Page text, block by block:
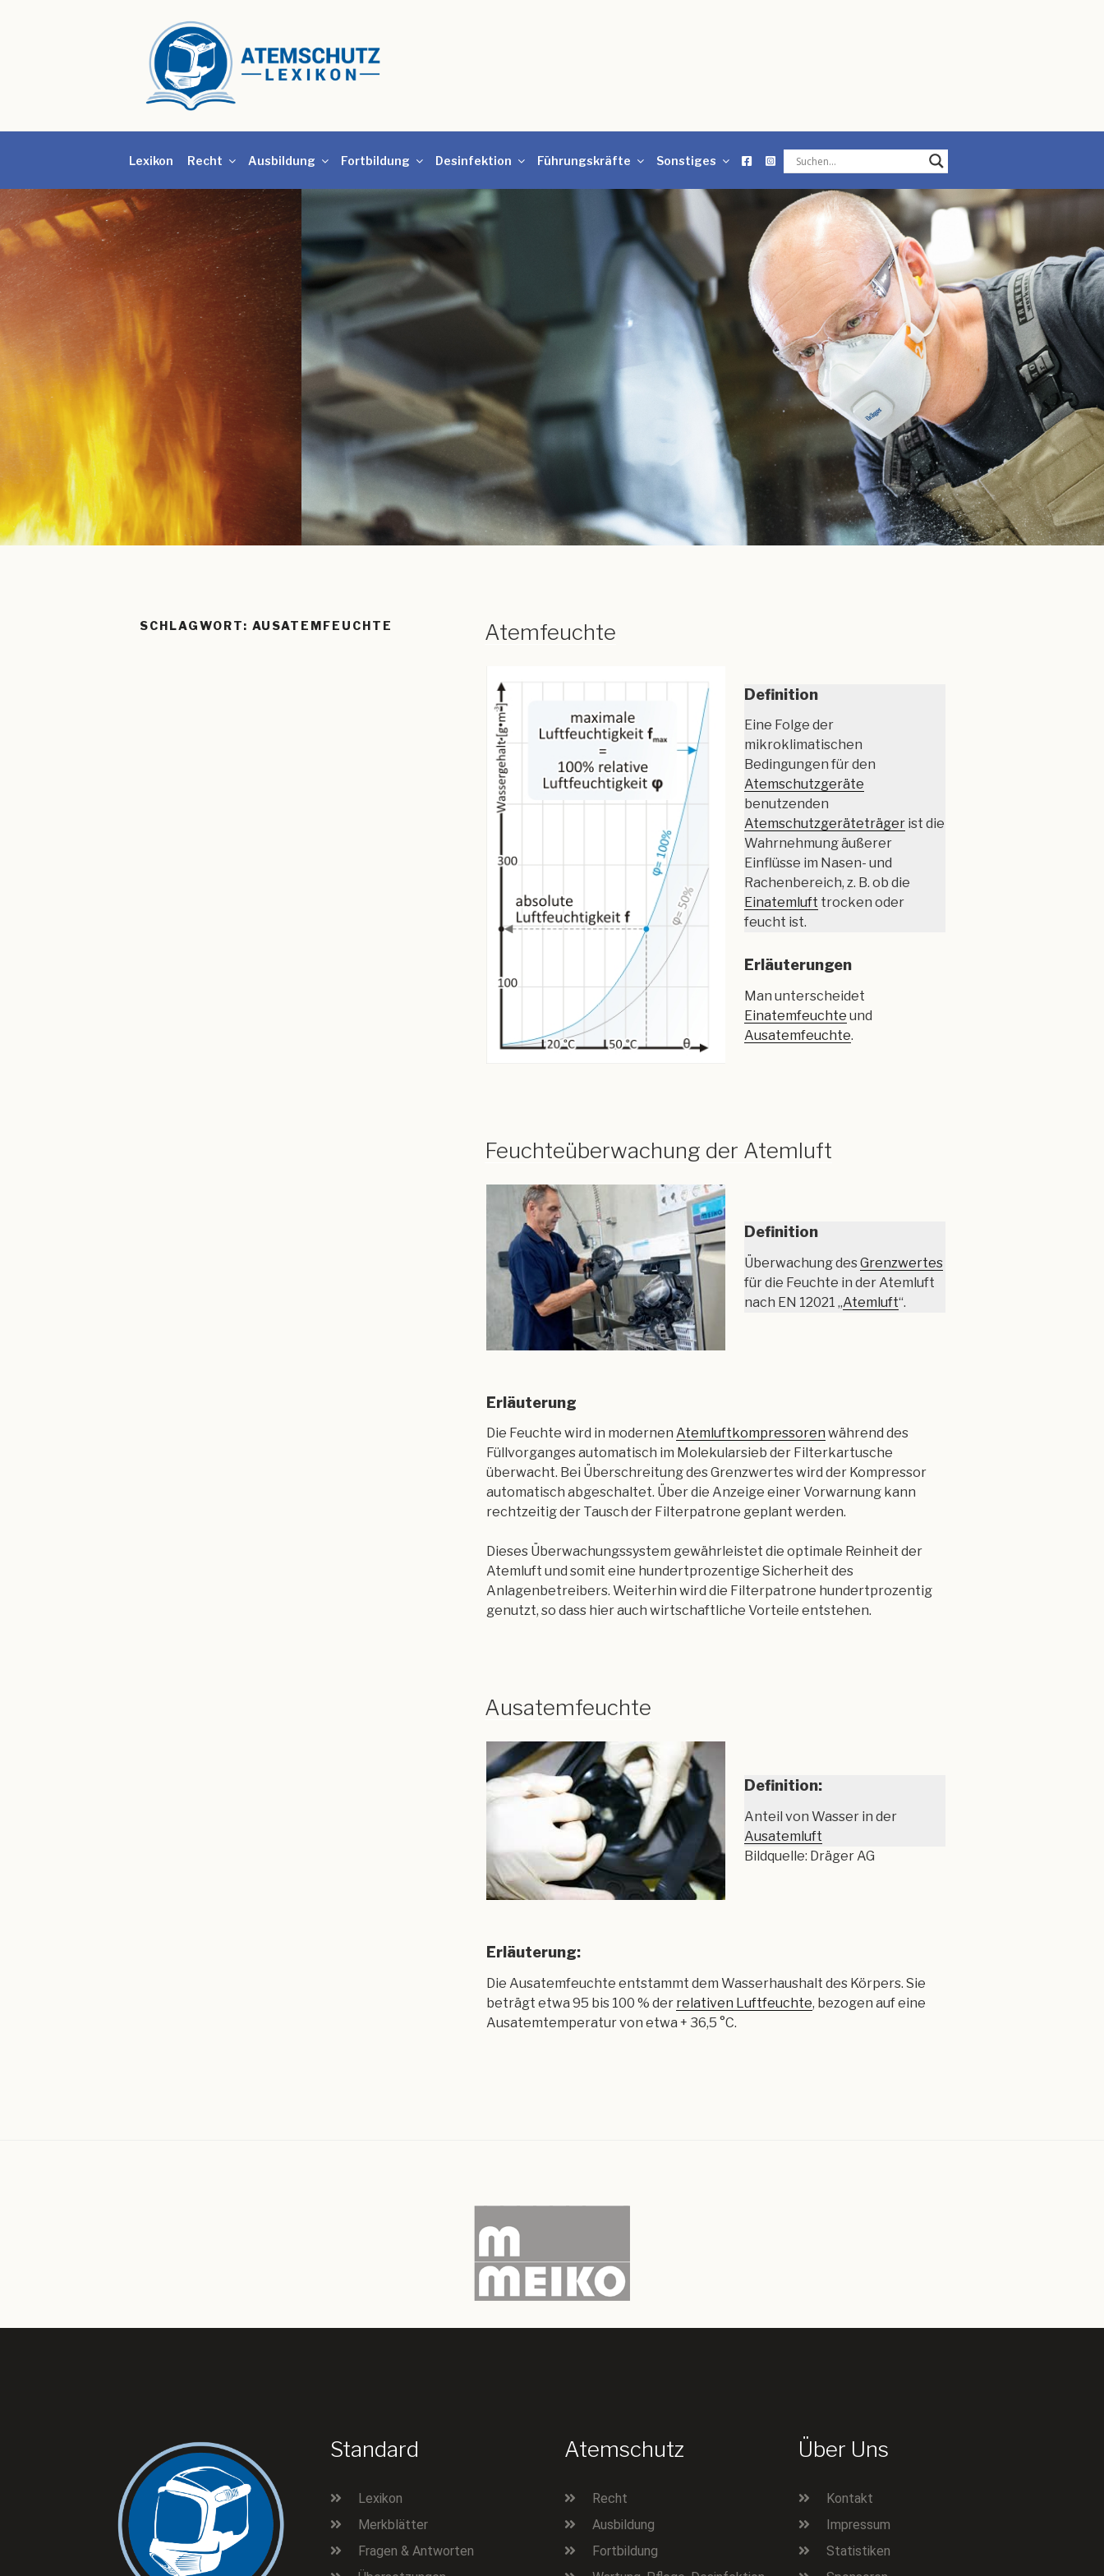
Lexikon Recht Ausbildung Fortbildung Desinfektion Führungskräfte Sonstiges
SCHLAGWORT: AUSATEMFEUCHTE Atemfeuchte
Definition
Eine Folge der
mikroklimatischen
Bedingungen für den
Atemschutzgeräte
benutzenden
Atemschutzgeräteträger ist die
Wahrnehmung äußerer
Einflüsse im Nasen- und
Rachenbereich, z. B. ob die
Einatemluft trocken oder
feucht ist.
Erläuterungen
Man unterscheidet
Einatemfeuchte und
Ausatemfeuchte.
Feuchteüberwachung der Atemluft
Definition
Überwachung desGrenzwertes
für die Feuchte in der Atemluft
nach EN 12021 „Atemluft“.
Erläuterung
Die Feuchte wird in modernen Atemluftkompressoren während des
Füllvorganges automatisch im Molekularsieb der Filterkartusche
überwacht. Bei Überschreitung des Grenzwertes wird der Kompressor
automatisch abgeschaltet. Über die Anzeige einer Vorwarnung kann
rechtzeitig der Tausch der Filterpatrone geplant werden.
Dieses Überwachungssystem gewährleistet die optimale Reinheit der
Atemluft und somit eine hundertprozentige Sicherheit des
Anlagenbetreibers. Weiterhin wird die Filterpatrone hundertprozentig
genutzt, so dass hier auch wirtschaftliche Vorteile entstehen.
Ausatemfeuchte
Definition:
Anteil von Wasser in der
Ausatemluft
Bildquelle: Dräger AG
Erläuterung:
Die Ausatemfeuchte entstammt dem Wasserhaushalt des Körpers. Sie
beträgt etwa 95 bis 100 % der relativen Luftfeuchte, bezogen auf eine
Ausatemtemperatur von etwa + 36,5 °C.
Standard
Lexikon
Merkblätter
Fragen & Antworten
Atemschutz
Recht
Ausbildung
Fortbildung
Über Uns
Kontakt
Impressum
Statistiken